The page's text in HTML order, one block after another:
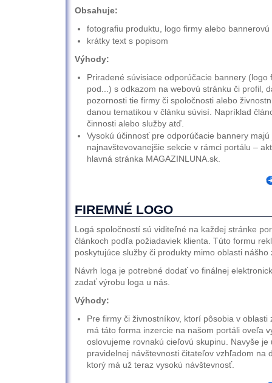
Obsahuje:
fotografiu produktu, logo firmy alebo bannerovú
krátky text s popisom
Výhody:
Priradené súvisiace odporúčacie bannery (logo
pod...) s odkazom na webovú stránku či profil,
pozornosti tie firmy či spoločnosti alebo
danou tematikou v článku súvisí. Napríklad
činnosti alebo služby atď.
Vysokú účinnosť pre odporúčacie bannery majú
najnavštevovanejšie sekcie v rámci portálu –
hlavná stránka MAGAZINLUNA.sk.
FIREMNÉ LOGO
Logá spoločností sú viditeľné na každej stránke
článkoch podľa požiadaviek klienta. Túto formu
poskytujúce služby či produkty mimo oblasti nášho
Návrh loga je potrebné dodať vo finálnej
zadať výrobu loga u nás.
Výhody:
Pre firmy či živnostníkov, ktorí pôsobia v oblasti
má táto forma inzercie na našom portáli oveľa
oslovujeme rovnakú cieľovú skupinu. Navyše je
pravidelnej návštevnosti čitateľov vzhľadom na
ktorý má už teraz vysokú návštevnosť.